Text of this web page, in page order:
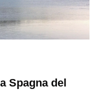
Spagna del